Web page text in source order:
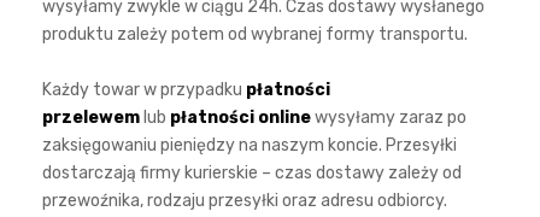
wysyłamy zwykle w ciągu 24h. Czas dostawy wysłanego
produktu zależy potem od wybranej formy transportu.
Każdy towar w przypadku płatności
przelewem lub płatności onlinewysyłamy zaraz po
zaksięgowaniu pieniędzy na naszym koncie. Przesyłki
dostarczają firmy kurierskie – czas dostawy zależy od
przewoźnika, rodzaju przesyłki oraz adresu odbiorcy.